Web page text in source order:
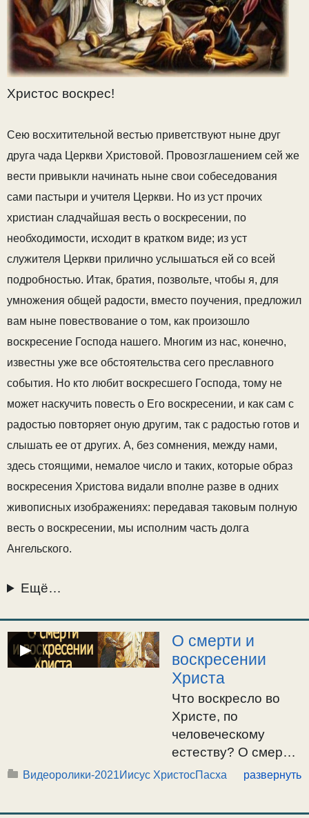
Христос воскрес!
Сею восхитительной вестью приветствуют ныне друг
друга чада Церкви Христовой. Провозглашением сей же
вести привыкли начинать ныне свои собеседования
сами пастыри и учителя Церкви. Но из уст прочих
христиан сладчайшая весть о воскресении, по
необходимости, исходит в кратком виде; из уст
служителя Церкви прилично услышаться ей со всей
подробностью. Итак, братия, позвольте, чтобы я, для
умножения общей радости, вместо поучения, предложил
вам ныне повествование о том, как произошло
воскресение Господа нашего. Многим из нас, конечно,
известны уже все обстоятельства сего преславного
события. Но кто любит воскресшего Господа, тому не
может наскучить повесть о Его воскресении, и как сам с
радостью повторяет оную другим, так с радостью готов и
слышать ее от других. А, без сомнения, между нами,
здесь стоящими, немалое число и таких, которые образ
воскресения Христова видали вполне разве в одних
живописных изображениях: передавая таковым полную
весть о воскресении, мы исполним часть долга
Ангельского.
Ещё…
▶
О смерти и
воскресении
Христа
Что воскресло во
Христе, по
человеческому
естеству? О смерти
и воскресении
Видеоролики-2021Иисус ХристосПасха развернуть